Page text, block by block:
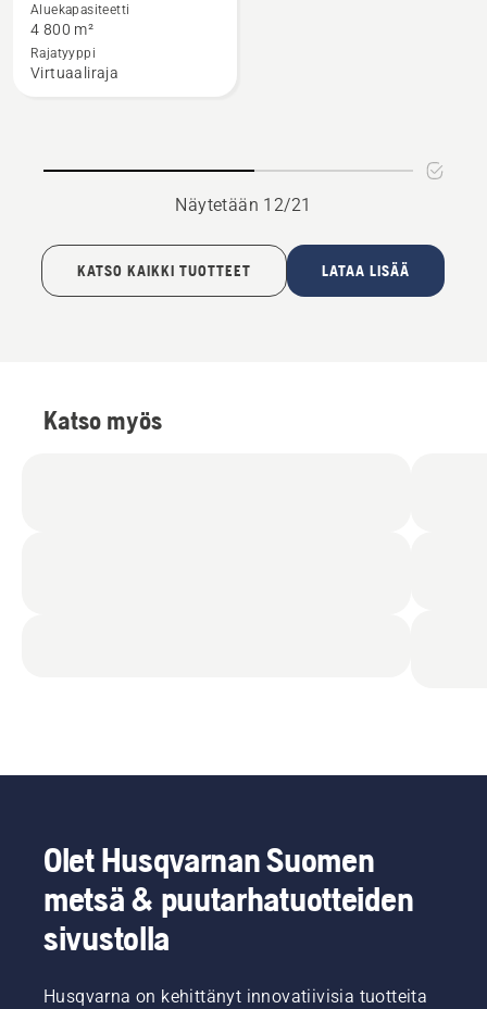
Automower®
430V
NERA
Aluekapasiteetti
4 800 m²
Rajatyyppi
Virtuaaliraja
Näytetään 12/21
KATSO KAIKKI TUOTTEET LATAA LISÄÄ
Katso myös
Olet Husqvarnan Suomen
metsä & puutarhatuotteiden
sivustolla
Husqvarna on kehittänyt innovatiivisia tuotteita